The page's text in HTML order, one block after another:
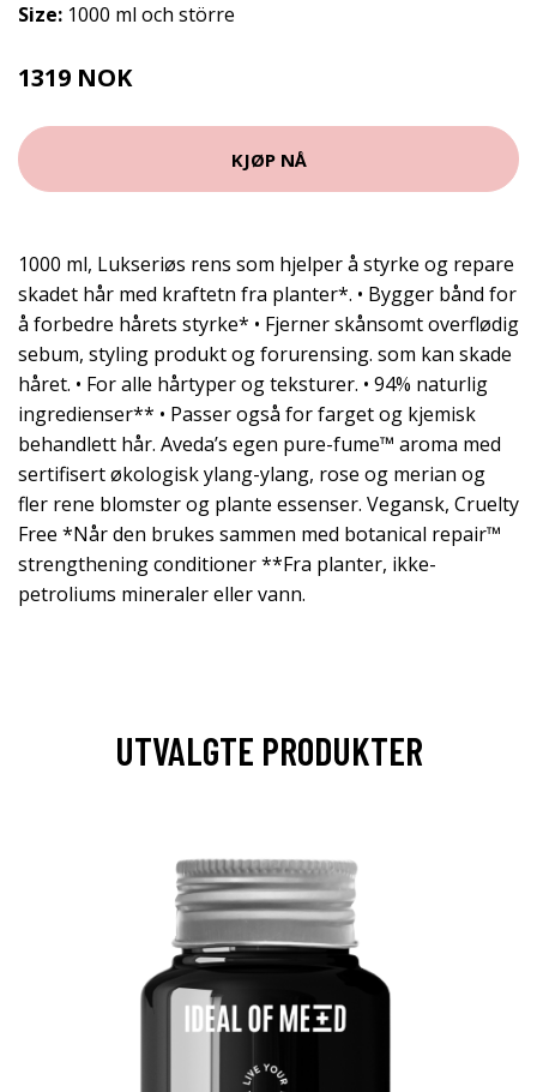
Size: 1000 ml och större
1319 NOK
KJØP NÅ
1000 ml, Lukseriøs rens som hjelper å styrke og repare
skadet hår med kraftetn fra planter*. • Bygger bånd for
å forbedre hårets styrke* • Fjerner skånsomt overflødig
sebum, styling produkt og forurensing. som kan skade
håret. • For alle hårtyper og teksturer. • 94% naturlig
ingredienser** • Passer også for farget og kjemisk
behandlett hår. Aveda’s egen pure-fume™ aroma med
sertifisert økologisk ylang-ylang, rose og merian og
fler rene blomster og plante essenser. Vegansk, Cruelty
Free *Når den brukes sammen med botanical repair™
strengthening conditioner **Fra planter, ikke-
petroliums mineraler eller vann.
UTVALGTE PRODUKTER